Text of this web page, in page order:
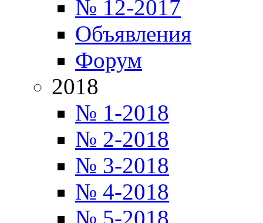
№ 12-2017
Объявления
Форум
2018
№ 1-2018
№ 2-2018
№ 3-2018
№ 4-2018